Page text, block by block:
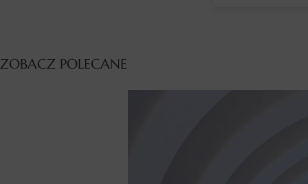
ZOBACZ POLECANE